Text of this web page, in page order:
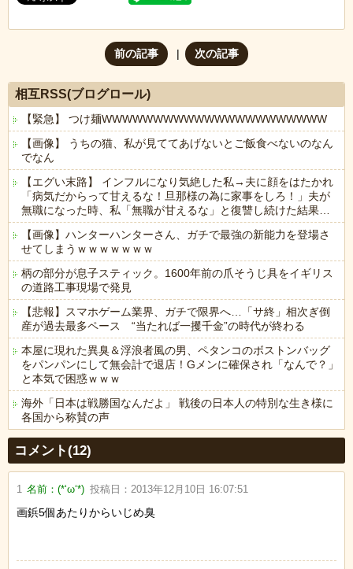
前の記事 次の記事
相互RSS(ブログロール)
【緊急】 つけ麺WWWWWWWWWWWWWWWWWWWWWW
【画像】 うちの猫、私が見ててあげないとご飯食べないのなん
でなん
【エグい末路】 インフルになり気絶した私→夫に顔をはたかれ
「病気だからって甘えるな！旦那様の為に家事をしろ！」夫が
無職になった時、私「無職が甘えるな」と復讐し続けた結果…
【画像】ハンターハンターさん、ガチで最強の新能力を登場さ
せてしまうｗｗｗｗｗｗｗ
柄の部分が息子スティック。1600年前の爪そうじ具をイギリス
の道路工事現場で発見
【悲報】スマホゲーム業界、ガチで限界へ…「サ終」相次ぎ倒
産が過去最多ペース “当たれば一攫千金”の時代が終わる
本屋に現れた異臭＆浮浪者風の男、ペタンコのボストンバッグ
をパンパンにして無会計で退店！Gメンに確保され「なんで？」
と本気で困惑ｗｗｗ
海外「日本は戦勝国なんだよ」 戦後の日本人の特別な生き様に
各国から称賛の声
Powered by livedoor 相互RSS
コメント(12)
1 名前：(*‘ω‘*) 投稿日： 2013年12月10日 16:07:51
画鋲5個あたりからいじめ臭